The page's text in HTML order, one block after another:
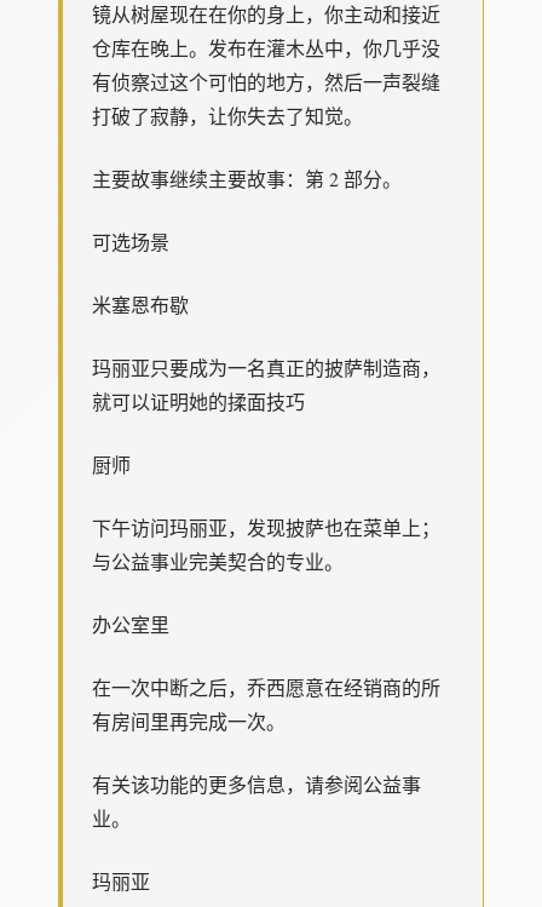
镜从树屋现在在你的身上，你主动和接近
仓库在晚上。发布在灌木丛中，你几乎没
有侦察过这个可怕的地方，然后一声裂缝
打破了寂静，让你失去了知觉。
主要故事继续主要故事：第 2 部分。
可选场景
米塞恩布歇
玛丽亚只要成为一名真正的披萨制造商，
就可以证明她的揉面技巧
厨师
下午访问玛丽亚，发现披萨也在菜单上；
与公益事业完美契合的专业。
办公室里
在一次中断之后，乔西愿意在经销商的所
有房间里再完成一次。
有关该功能的更多信息，请参阅公益事
业。
玛丽亚